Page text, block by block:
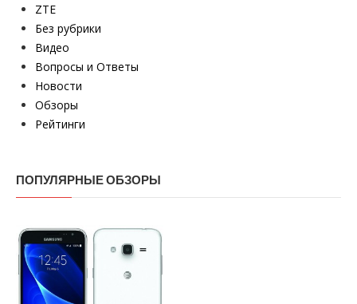
ZTE
Без рубрики
Видео
Вопросы и Ответы
Новости
Обзоры
Рейтинги
ПОПУЛЯРНЫЕ ОБЗОРЫ